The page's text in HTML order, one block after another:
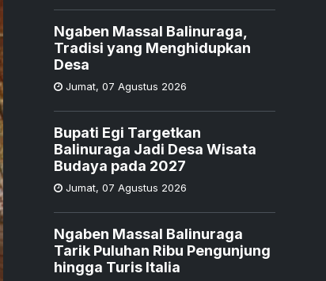
Ngaben Massal Balinuraga,
Tradisi yang Menghidupkan
Desa
Jumat, 07 Agustus 2026
Bupati Egi Targetkan
Balinuraga Jadi Desa Wisata
Budaya pada 2027
Jumat, 07 Agustus 2026
Ngaben Massal Balinuraga
Tarik Puluhan Ribu Pengunjung
hingga Turis Italia